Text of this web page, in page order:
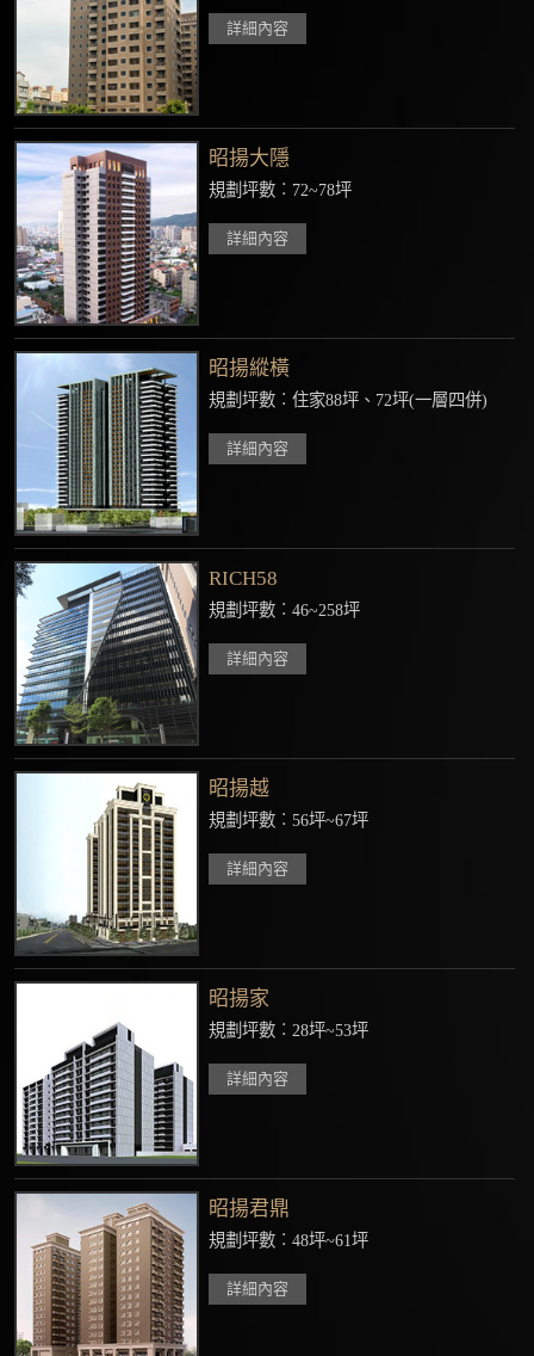
詳細內容
昭揚大隱
規劃坪數︰72~78坪
詳細內容
昭揚縱橫
規劃坪數︰住家88坪、72坪(一層四併)
詳細內容
RICH58
規劃坪數︰46~258坪
詳細內容
昭揚越
規劃坪數︰56坪~67坪
詳細內容
昭揚家
規劃坪數︰28坪~53坪
詳細內容
昭揚君鼎
規劃坪數︰48坪~61坪
詳細內容